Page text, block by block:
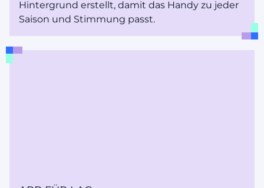
Hintergrund erstellt, damit das Handy zu jeder
Saison und Stimmung passt.